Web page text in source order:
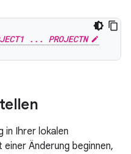
... PROJECTN
in Ihrer lokalen
Änderung beginnen,